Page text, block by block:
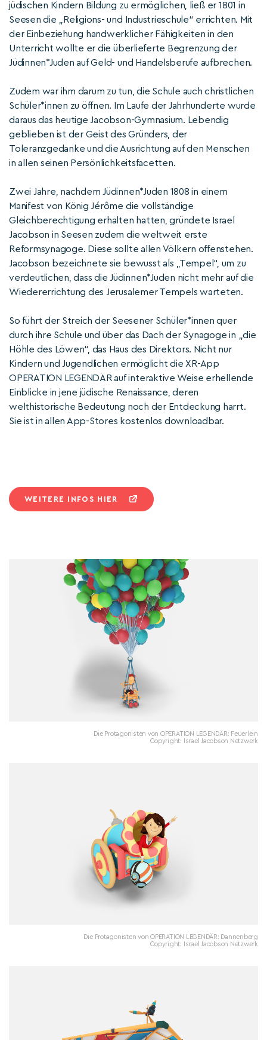
jüdischen Kindern Bildung zu ermöglichen, ließ er 1801 in
Seesen die „Religions- und Industrieschule“ errichten. Mit
der Einbeziehung handwerklicher Fähigkeiten in den
Unterricht wollte er die überlieferte Begrenzung der
Jüdinnen*Juden auf Geld- und Handelsberufe aufbrechen.
Zudem war ihm darum zu tun, die Schule auch christlichen
Schüler*innen zu öffnen. Im Laufe der Jahrhunderte wurde
daraus das heutige Jacobson-Gymnasium. Lebendig
geblieben ist der Geist des Gründers, der
Toleranzgedanke und die Ausrichtung auf den Menschen
in allen seinen Persönlichkeitsfacetten.
Zwei Jahre, nachdem Jüdinnen*Juden 1808 in einem
Manifest von König Jérôme die vollständige
Gleichberechtigung erhalten hatten, gründete Israel
Jacobson in Seesen zudem die weltweit erste
Reformsynagoge. Diese sollte allen Völkern offenstehen.
Jacobson bezeichnete sie bewusst als „Tempel“, um zu
verdeutlichen, dass die Jüdinnen*Juden nicht mehr auf die
Wiedererrichtung des Jerusalemer Tempels warteten.
So führt der Streich der Seesener Schüler*innen quer
durch ihre Schule und über das Dach der Synagoge in „die
Höhle des Löwen“, das Haus des Direktors. Nicht nur
Kindern und Jugendlichen ermöglicht die XR-App
OPERATION LEGENDÄR auf interaktive Weise erhellende
Einblicke in jene jüdische Renaissance, deren
welthistorische Bedeutung noch der Entdeckung harrt.
Sie ist in allen App-Stores kostenlos downloadbar.
WEITERE INFOS HIER
Die Protagonisten von OPERATION LEGENDÄR: Feuerlein
Copyright: Israel Jacobson Netzwerk
Die Protagonisten von OPERATION LEGENDÄR: Dannenberg
Copyright: Israel Jacobson Netzwerk